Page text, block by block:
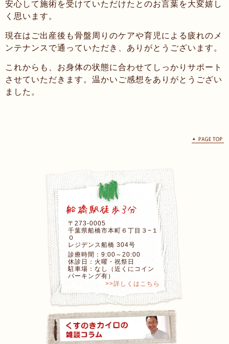
安心して施術を受けていただけたとのお言葉を大変嬉し
く思います。
現在はご出産後も骨盤周りのケアや育児による疲れのメ
ンテナンスで通っていただき、ありがとうございます。
これからも、お身体の状態に合わせてしっかりサポート
させていただきます。温かいご感想をありがとうござい
ました。
〒273-0005
千葉県船橋市本町６丁目３−１
０
レジデンス船橋 304号
診療時間：9:00～20:00
休診日：火曜・祝祭日
駐車場：なし（近くにコイン
パーキング有）
>>詳しくはこちら